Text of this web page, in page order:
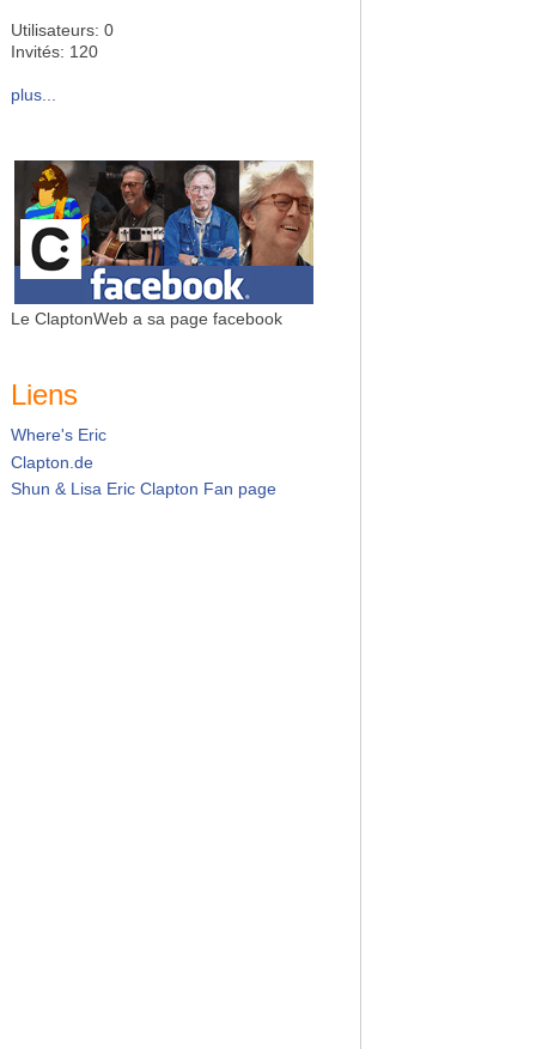
Utilisateurs: 0
Invités: 120
plus...
Le ClaptonWeb a sa page facebook
Liens
Where's Eric
Clapton.de
Shun & Lisa Eric Clapton Fan page